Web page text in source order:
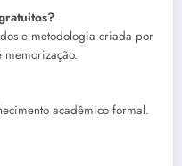
e metodologia criada por
memorização.
acadêmico formal.